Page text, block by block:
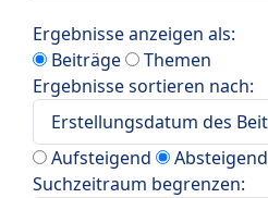
Ergebnisse anzeigen als:
Beiträge
Themen
Ergebnisse sortieren nach:
Aufsteigend
Absteigend
Suchzeitraum begrenzen: